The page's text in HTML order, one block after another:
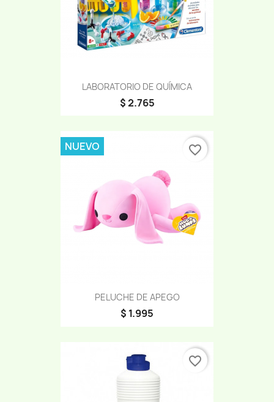
LABORATORIO DE QUÍMICA
$ 2.765
PELUCHE DE APEGO
$ 1.995
NUEVO favorite_border
favorite_border